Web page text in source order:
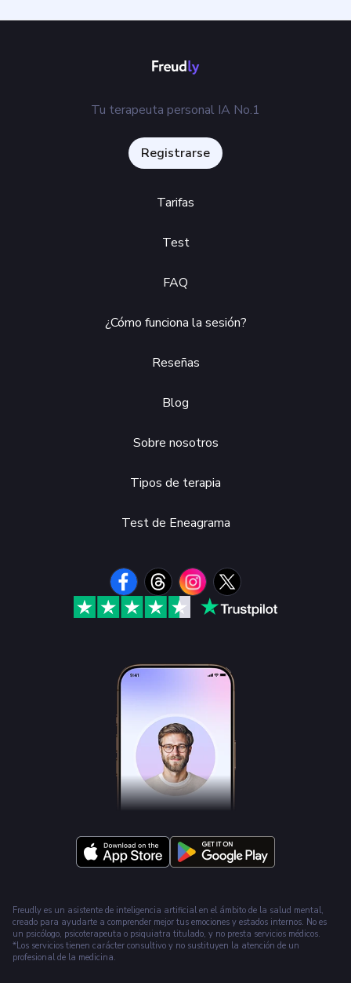
Tu terapeuta personal IA No.1
Registrarse
Tarifas
Test
FAQ
¿Cómo funciona la sesión?
Reseñas
Blog
Sobre nosotros
Tipos de terapia
Test de Eneagrama
Freudly es un asistente de inteligencia artificial en el ámbito de la salud mental,
creado para ayudarte a comprender mejor tus emociones y estados internos. No es
un psicólogo, psicoterapeuta o psiquiatra titulado, y no presta servicios médicos.
*Los servicios tienen carácter consultivo y no sustituyen la atención de un
profesional de la medicina.